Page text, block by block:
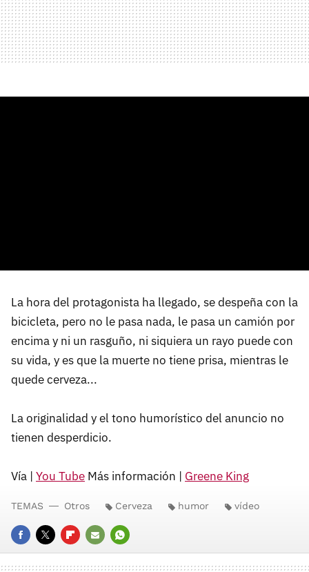
La hora del protagonista ha llegado, se despeña con la
bicicleta, pero no le pasa nada, le pasa un camión por
encima y ni un rasguño, ni siquiera un rayo puede con
su vida, y es que la muerte no tiene prisa, mientras le
quede cerveza...
La originalidad y el tono humorístico del anuncio no
tienen desperdicio.
Vía | You Tube Más información | Greene King
FACEBOOK
TWITTERFLIPBOARD
E-
WHATSAPP
TEMAS Otros Cerveza humor vídeo